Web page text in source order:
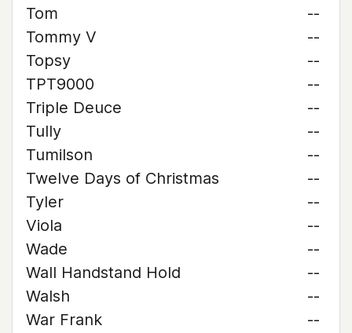
Tom
--
Tommy V
--
Topsy
--
TPT9000
--
Triple Deuce
--
Tully
--
Tumilson
--
Twelve Days of Christmas
--
Tyler
--
Viola
--
Wade
--
Wall Handstand Hold
--
Walsh
--
War Frank
--